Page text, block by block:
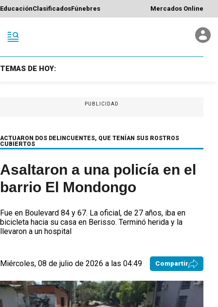
EducaciónClasificadosFúnebres Mercados Online
TEMAS DE HOY:
PUBLICIDAD
ACTUARON DOS DELINCUENTES, QUE TENÍAN SUS ROSTROS
CUBIERTOS
Asaltaron a una policía en el
barrio El Mondongo
Fue en Boulevard 84 y 67. La oficial, de 27 años, iba en
bicicleta hacia su casa en Berisso. Terminó herida y la
llevaron a un hospital
Miércoles, 08 de julio de 2026 a las 04:49 Compartir